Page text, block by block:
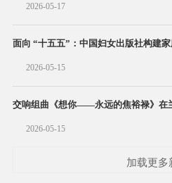
2026-05-17
面向 “十五五”：中国妇女出版社构建
2026-05-15
交响组曲《想你——永远的焦裕禄》在
2026-05-15
加载更多